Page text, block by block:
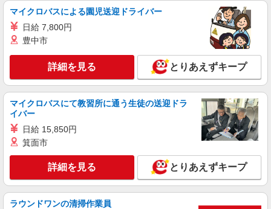
マイクロバスによる園児送迎ドライバー
日給 7,800円
豊中市
詳細を見る とりあえずキープ
マイクロバスにて教習所に通う生徒の送迎ドラ
イバー
日給 15,850円
箕面市
詳細を見る とりあえずキープ
ラウンドワンの清掃作業員